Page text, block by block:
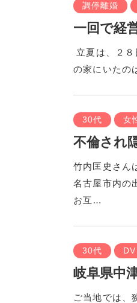
調停離婚
一回で経
立夏は、２
の家にいたの
30代 女
不倫され
竹内匡史さん
名古屋市内の
お互…
30代
岐阜県中
ご当地では、